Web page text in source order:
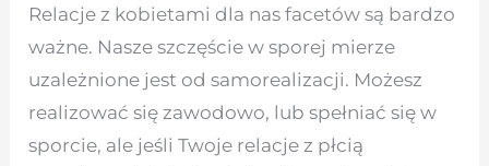
Relacje z kobietami dla nas facetów są bardzo
ważne. Nasze szczęście w sporej mierze
uzależnione jest od samorealizacji. Możesz
realizować się zawodowo, lub spełniać się w
sporcie, ale jeśli Twoje relacje z płcią